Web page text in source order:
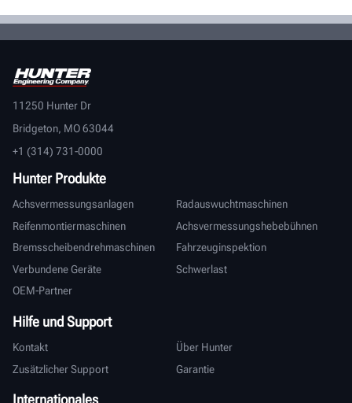
11250 Hunter Dr
Bridgeton, MO 63044
+1 (314) 731-0000
Hunter Produkte
Achsvermessungsanlagen
Radauswuchtmaschinen
Reifenmontiermaschinen
Achsvermessungshebebühnen
Bremsscheibendrehmaschinen
Fahrzeuginspektion
Verbundene Geräte
Schwerlast
OEM-Partner
Hilfe und Support
Kontakt
Über Hunter
Zusätzlicher Support
Garantie